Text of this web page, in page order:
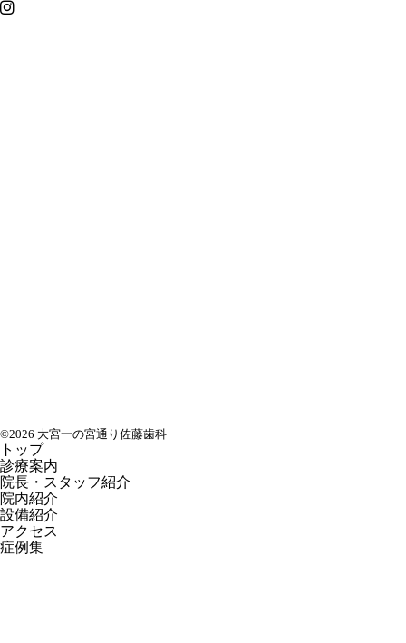
©2026 大宮一の宮通り佐藤歯科
トップ
診療案内
院長・スタッフ紹介
院内紹介
設備紹介
アクセス
症例集